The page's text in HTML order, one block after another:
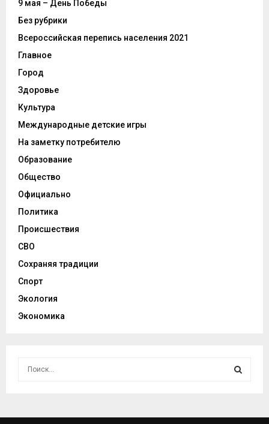
9 мая – День Победы
Без рубрики
Всероссийская перепись населения 2021
Главное
Город
Здоровье
Культура
Международные детские игры
На заметку потребителю
Образование
Общество
Официально
Политика
Происшествия
СВО
Сохраняя традиции
Спорт
Экология
Экономика
С